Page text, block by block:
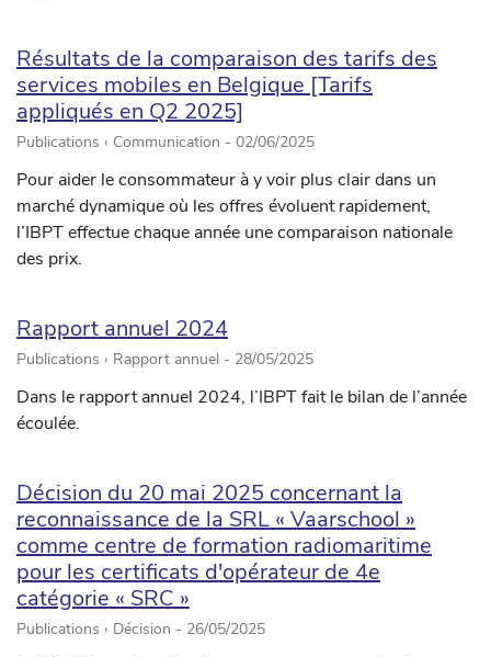
Résultats de la comparaison des tarifs des
services mobiles en Belgique [Tarifs
appliqués en Q2 2025]
Publications › Communication - 02/06/2025
Pour aider le consommateur à y voir plus clair dans un
marché dynamique où les offres évoluent rapidement,
l’IBPT effectue chaque année une comparaison nationale
des prix.
Rapport annuel 2024
Publications › Rapport annuel - 28/05/2025
Dans le rapport annuel 2024, l’IBPT fait le bilan de l’année
écoulée.
Décision du 20 mai 2025 concernant la
reconnaissance de la SRL « Vaarschool »
comme centre de formation radiomaritime
pour les certificats d'opérateur de 4e
catégorie « SRC »
Publications › Décision - 26/05/2025